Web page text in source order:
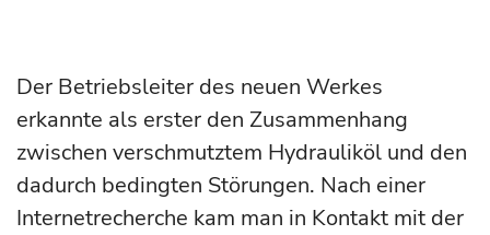
Der Betriebsleiter des neuen Werkes
erkannte als erster den Zusammenhang
zwischen verschmutztem Hydrauliköl und den
dadurch bedingten Störungen. Nach einer
Internetrecherche kam man in Kontakt mit der